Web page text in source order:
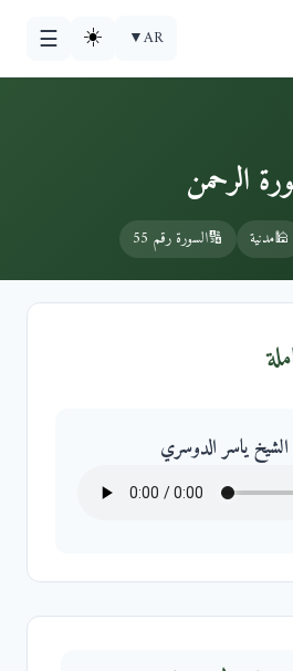
AR
▼
☀️
☰
الرحمن
🕌مدنية 🔢السورة رقم 55
ياسر الدوسري